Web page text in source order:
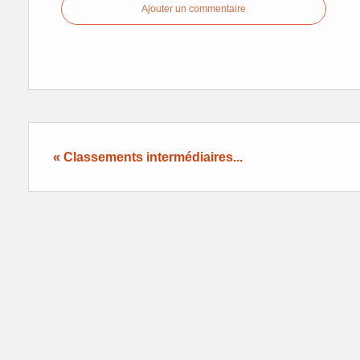
Ajouter un commentaire
« Classements intermédiaires...